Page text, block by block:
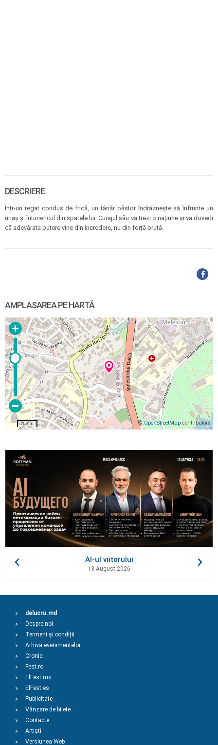
DESCRIERE
Într-un regat condus de frică, un tânăr păstor îndrăznește să înfrunte un
uriaș și întunericul din spatele lui. Curajul său va trezi o națiune și va dovedi
că adevărata putere vine din încredere, nu din forță brută.
AMPLASAREA PE HARTĂ
© OpenStreetMap contributors
200 m
AI-ul viitorului
13 August 2026
delucru.md
Despre noi
Termeni și condiții
Arhiva evenimentelor
Cronici
Fest.ro
ElFest.mx
ElFest.es
Publicitate
Vânzare de bilete
Contacte
Artiști
Versiunea Web